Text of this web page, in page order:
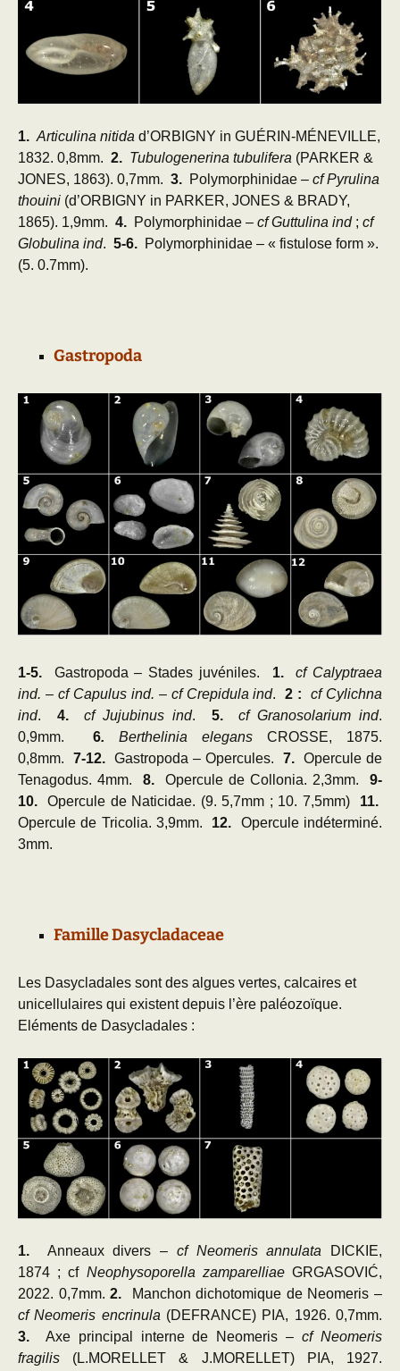
1. Articulina nitida d’ORBIGNY in GUÉRIN-MÉNEVILLE,
1832. 0,8mm. 2. Tubulogenerina tubulifera (PARKER &
JONES, 1863). 0,7mm. 3. Polymorphinidae – cf Pyrulina
thouini (d’ORBIGNY in PARKER, JONES & BRADY,
1865). 1,9mm. 4. Polymorphinidae – cf Guttulina ind; cf
Globulina ind. 5-6. Polymorphinidae – « fistulose form ».
(5. 0.7mm).
Gastropoda
1-5. Gastropoda – Stades juvéniles. 1.
cf Calyptraea
ind. – cf Capulus ind. – cf Crepidula ind.2 :
cf Cylichna
ind. 4. cf Jujubinus ind. 5. cf Granosolarium ind.
0,9mm. 6. Berthelinia elegans CROSSE, 1875.
0,8mm. 7-12. Gastropoda – Opercules. 7. Opercule de
Tenagodus. 4mm. 8. Opercule de Collonia. 2,3mm. 9-
10. Opercule de Naticidae. (9. 5,7mm ; 10. 7,5mm) 11.
Opercule de Tricolia. 3,9mm. 12. Opercule indéterminé.
3mm.
Famille Dasycladaceae
Les Dasycladales sont des algues vertes, calcaires et
unicellulaires qui existent depuis l’ère paléozoïque.
Eléments de Dasycladales :
1. Anneaux divers – cf Neomeris annulata DICKIE,
1874 ; cf Neophysoporella zamparelliaeGRGASOVIĆ,
2022. 0,7mm.2. Manchon dichotomique de Neomeris –
cf Neomeris encrinula (DEFRANCE) PIA, 1926. 0,7mm.
3. Axe principal interne de Neomeris – cf Neomeris
fragilis (L.MORELLET & J.MORELLET) PIA, 1927.